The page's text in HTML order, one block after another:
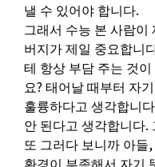
낼 수 있어야 합니다.
그래서 수능 본 사람이
버지가 제일 중요합니
테 항상 부담 주는 것
요? 태어날 때부터 자
훌륭하다고 생각합니다
안 된다고 생각합니다.
또 그러다 보니까 아들,
환경이 부족해서 자기